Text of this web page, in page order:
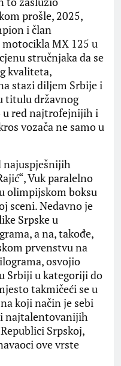
prošle, 2025,
i član
MX 125 u
stručnjaka da se
kvaliteta,
stazi diljem Srbije i
titulu državnog
u red najtrofejnijih i
vozača ne samo u
najuspješnijih
Vuk paralelno
olimpijskom boksu
sceni. Nedavno je
Srpske u
a na, takođe,
prvenstvu na
osvojio
Srbiji u kategoriji do
takmičeći se u
koji način je sebi
najtalentovanijih
Srpskoj,
ove vrste